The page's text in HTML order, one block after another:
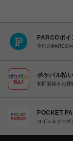
PARCOポイ
全国のPARCO
ポケパル払い
初回登録＆お買
POCKET
コイン＆クーポ